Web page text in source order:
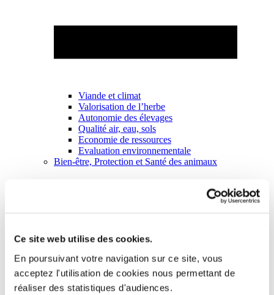
Ce site web utilise des cookies.
En poursuivant votre navigation sur ce site, vous
acceptez l'utilisation de cookies nous permettant de
réaliser des statistiques d'audiences.
Viande et climat
Valorisation de l’herbe
Autonomie des élevages
Qualité air, eau, sols
Economie de ressources
Evaluation environnementale
Bien-être, Protection et Santé des animaux